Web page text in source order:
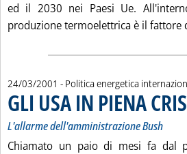
ed il 2030 nei Paesi Ue.
produzione termoelettrica è il fattore
24/03/2001 - Politica energetica
GLI USA IN PIENA
L'allarme dell'amministrazione Bush
Chiamato un paio di mesi fa dal